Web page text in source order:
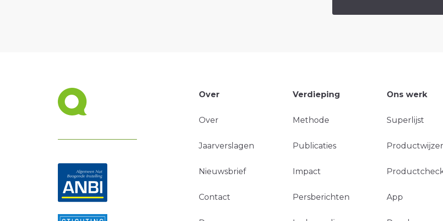
Over
Over
Jaarverslagen
Nieuwsbrief
Contact
Verdieping
Methode
Publicaties
Impact
Persberichten
Ons werk
Superlijst
App